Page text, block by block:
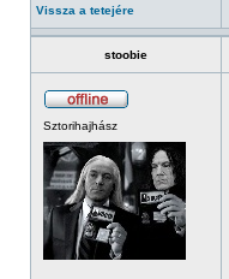
Vissza a tetejére
stoobie
Sztorihajhász